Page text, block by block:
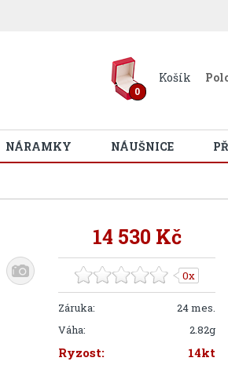
0
Košík
NÁRAMKY NÁUŠNICE
14 530 Kč
0x
Záruka:
24 mes.
Váha:
2.82g
Ryzost: 14kt